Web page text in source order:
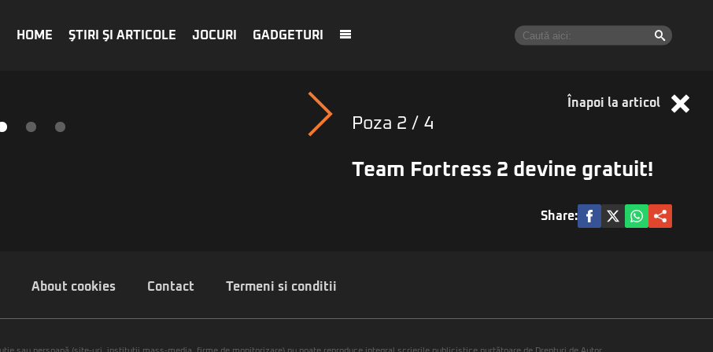
HOME ŞTIRI ŞI ARTICOLE JOCURI GADGETURI
Înapoi la articol
Poza 2 / 4
Team Fortress 2 devine gratuit!
Share:
About cookies Contact Termeni si conditii